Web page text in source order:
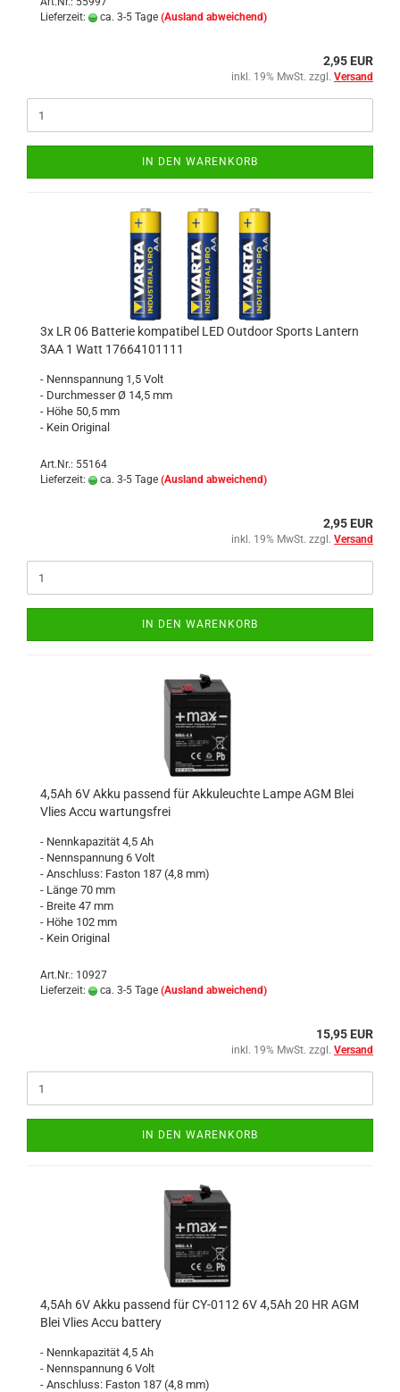
Lieferzeit:
ca. 3-5 Tage (Ausland abweichend)
2,95 EUR
inkl. 19% MwSt. zzgl. Versand
IN DEN WARENKORB
3x LR 06 Batterie kompatibel LED Outdoor Sports Lantern
3AA 1 Watt 17664101111
- Nennspannung 1,5 Volt
- Durchmesser Ø 14,5 mm
- Höhe 50,5 mm
- Kein Original
Art.Nr.: 55164
Lieferzeit:
ca. 3-5 Tage (Ausland abweichend)
2,95 EUR
inkl. 19% MwSt. zzgl. Versand
IN DEN WARENKORB
4,5Ah 6V Akku passend für Akkuleuchte Lampe AGM Blei
Vlies Accu wartungsfrei
- Nennkapazität 4,5 Ah
- Nennspannung 6 Volt
- Anschluss: Faston 187 (4,8 mm)
- Länge 70 mm
- Breite 47 mm
- Höhe 102 mm
- Kein Original
Art.Nr.: 10927
Lieferzeit:
ca. 3-5 Tage (Ausland abweichend)
15,95 EUR
inkl. 19% MwSt. zzgl. Versand
IN DEN WARENKORB
4,5Ah 6V Akku passend für CY-0112 6V 4,5Ah 20 HR AGM
Blei Vlies Accu battery
- Nennkapazität 4,5 Ah
- Nennspannung 6 Volt
- Anschluss: Faston 187 (4,8 mm)